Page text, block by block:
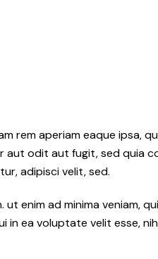
rem aperiam eaque ipsa,
odit aut fugit, sed quia
adipisci velit, sed.
enim ad minima veniam,
ea voluptate velit esse,